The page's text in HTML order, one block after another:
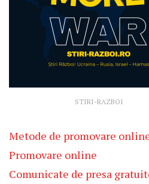
STIRI-RAZBOI
Metode de promovare
Promovare online
Comunicate de presa